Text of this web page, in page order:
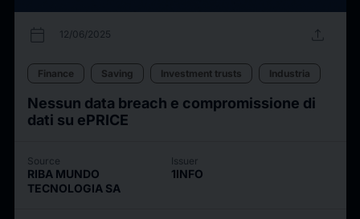
calendar_today 12/06/2025 upload
Finance Saving Investment trusts Industria
Nessun data breach e compromissione di
dati su ePRICE
Source
RIBA MUNDO
TECNOLOGIA SA
Issuer
1INFO